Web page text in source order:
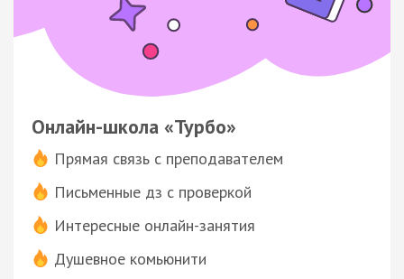
Онлайн-школа «Турбо»
Прямая связь с преподавателем
Письменные дз с проверкой
Интересные онлайн-занятия
Душевное комьюнити